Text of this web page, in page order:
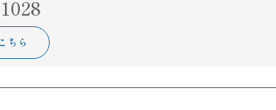
ちら